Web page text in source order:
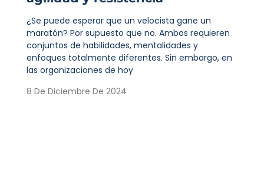
¿Se puede esperar que un velocista gane un
maratón? Por supuesto que no. Ambos requieren
conjuntos de habilidades, mentalidades y
enfoques totalmente diferentes. Sin embargo, en
las organizaciones de hoy
8 De Diciembre De 2024